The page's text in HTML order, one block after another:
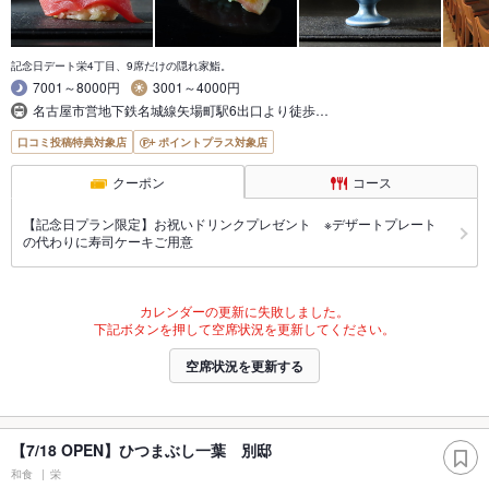
記念日デート栄4丁目、9席だけの隠れ家鮨。
7001～8000円
3001～4000円
名古屋市営地下鉄名城線矢場町駅6出口より徒歩…
口コミ投稿特典対象店 ポイントプラス対象店
クーポン コース
【記念日プラン限定】お祝いドリンクプレゼント ※デザートプレート
の代わりに寿司ケーキご用意
カレンダーの更新に失敗しました。
下記ボタンを押して空席状況を更新してください。
空席状況を更新する
【7/18 OPEN】ひつまぶし一葉 別邸
和食 栄